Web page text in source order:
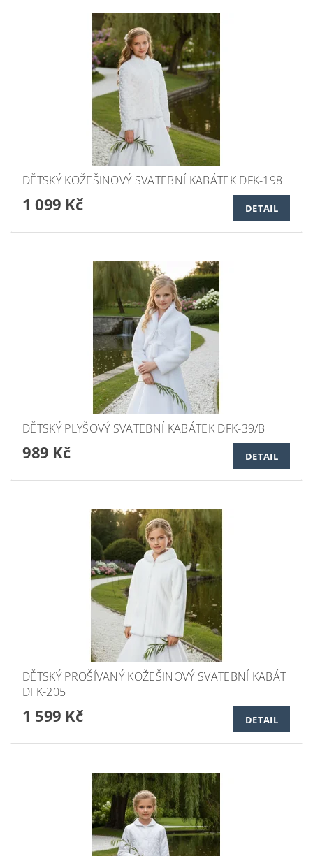
DĚTSKÝ KOŽEŠINOVÝ SVATEBNÍ KABÁTEK DFK-198
1 099 Kč DETAIL
DĚTSKÝ PLYŠOVÝ SVATEBNÍ KABÁTEK DFK-39/B
989 Kč DETAIL
DĚTSKÝ PROŠÍVANÝ KOŽEŠINOVÝ SVATEBNÍ KABÁT
DFK-205
1 599 Kč DETAIL